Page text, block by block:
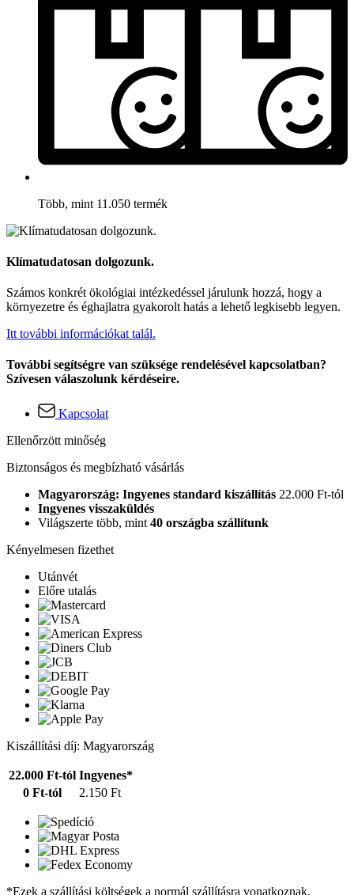
Több, mint 11.050 termék
Klímatudatosan dolgozunk.
Számos konkrét ökológiai intézkedéssel járulunk hozzá, hogy a
környezetre és éghajlatra gyakorolt hatás a lehető legkisebb legyen.
Itt további információkat talál.
További segítségre van szüksége rendelésével kapcsolatban?
Szívesen válaszolunk kérdéseire.
Kapcsolat
Ellenőrzött minőség
Biztonságos és megbízható vásárlás
Magyarország: Ingyenes standard kiszállítás 22.000 Ft-tól
Ingyenes visszaküldés
Világszerte több, mint 40 országba szállítunk
Kényelmesen fizethet
Utánvét
Előre utalás
Kiszállítási díj: Magyarország
22.000 Ft-tól Ingyenes*
0 Ft-tól
2.150 Ft
*Ezek a szállítási költségek a normál szállításra vonatkoznak.